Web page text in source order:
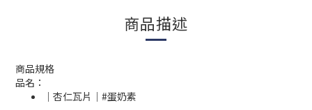
商品描述
商品規格
品名：
｜杏仁瓦片｜#蛋奶素